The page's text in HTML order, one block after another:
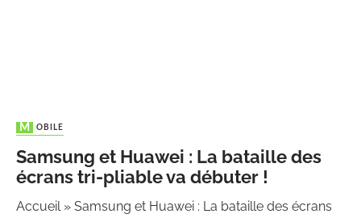
MOBILE
Samsung et Huawei : La bataille des
écrans tri-pliable va débuter !
Accueil» Samsung et Huawei : La bataille des écrans